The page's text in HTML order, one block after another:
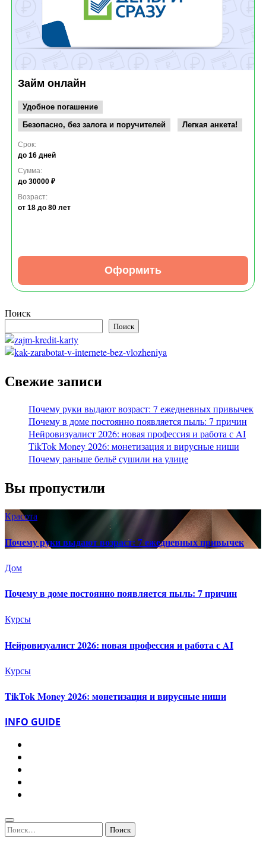
Займ онлайн
Удобное погашение
Безопасно, без залога и поручителей
Легкая анкета!
Срок:
до 16 дней
Сумма:
до 30000 ₽
Возраст:
от 18 до 80 лет
Оформить
Поиск
Поиск
Свежие записи
Почему руки выдают возраст: 7 ежедневных привычек
Почему в доме постоянно появляется пыль: 7 причин
Нейровизуалист 2026: новая профессия и работа с AI
TikTok Money 2026: монетизация и вирусные ниши
Почему раньше бельё сушили на улице
Вы пропустили
Красота
Почему руки выдают возраст: 7 ежедневных привычек
Дом
Почему в доме постоянно появляется пыль: 7 причин
Курсы
Нейровизуалист 2026: новая профессия и работа с AI
Курсы
TikTok Money 2026: монетизация и вирусные ниши
INFO GUIDE
Найти: